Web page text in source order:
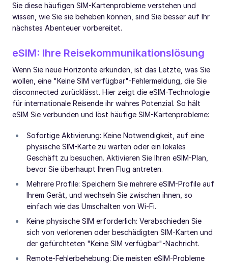
Sie diese häufigen SIM-Kartenprobleme verstehen und
wissen, wie Sie sie beheben können, sind Sie besser auf Ihr
nächstes Abenteuer vorbereitet.
eSIM: Ihre Reisekommunikationslösung
Wenn Sie neue Horizonte erkunden, ist das Letzte, was Sie
wollen, eine "Keine SIM verfügbar"-Fehlermeldung, die Sie
disconnected zurücklässt. Hier zeigt die eSIM-Technologie
für internationale Reisende ihr wahres Potenzial. So hält
eSIM Sie verbunden und löst häufige SIM-Kartenprobleme:
Sofortige Aktivierung: Keine Notwendigkeit, auf eine
physische SIM-Karte zu warten oder ein lokales
Geschäft zu besuchen. Aktivieren Sie Ihren eSIM-Plan,
bevor Sie überhaupt Ihren Flug antreten.
Mehrere Profile: Speichern Sie mehrere eSIM-Profile auf
Ihrem Gerät, und wechseln Sie zwischen ihnen, so
einfach wie das Umschalten von Wi-Fi.
Keine physische SIM erforderlich: Verabschieden Sie
sich von verlorenen oder beschädigten SIM-Karten und
der gefürchteten "Keine SIM verfügbar"-Nachricht.
Remote-Fehlerbehebung: Die meisten eSIM-Probleme